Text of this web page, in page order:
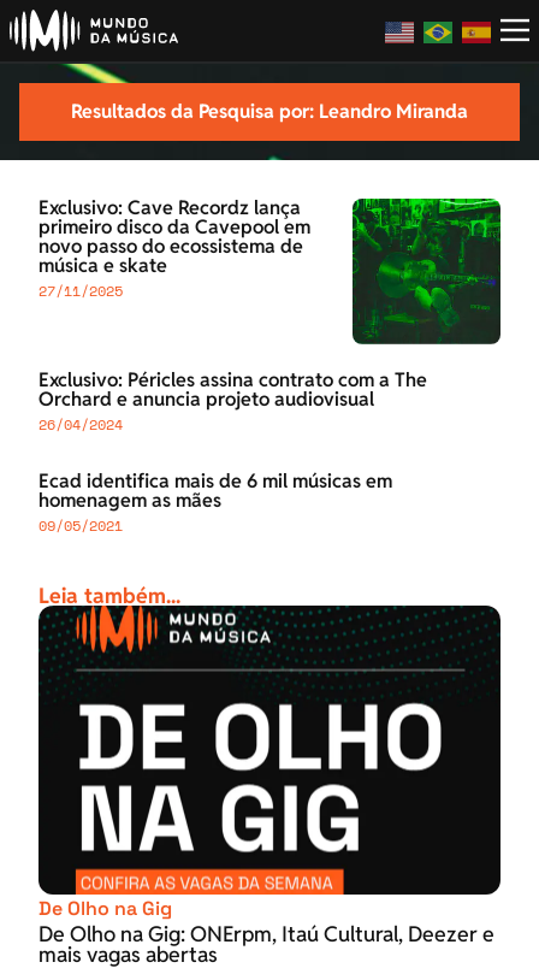
Resultados da Pesquisa por: Leandro Miranda
Exclusivo: Cave Recordz lança
primeiro disco da Cavepool em
novo passo do ecossistema de
música e skate
27/11/2025
Exclusivo: Péricles assina contrato com a The
Orchard e anuncia projeto audiovisual
26/04/2024
Ecad identifica mais de 6 mil músicas em
homenagem as mães
09/05/2021
Leia também...
De Olho na Gig
De Olho na Gig: ONErpm, Itaú Cultural, Deezer e
mais vagas abertas